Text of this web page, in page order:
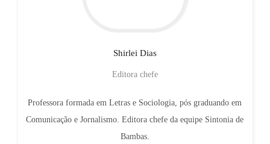
Shirlei Dias
Editora chefe
Professora formada em Letras e Sociologia, pós graduando em
Comunicação e Jornalismo. Editora chefe da equipe Sintonia de
Bambas.